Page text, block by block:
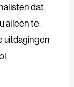
dat
alleen te
uitdagingen